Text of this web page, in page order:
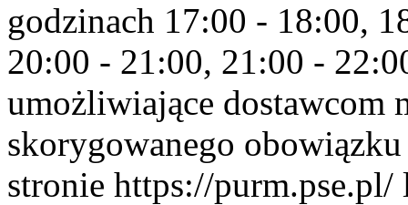
godzinach 17:00 - 18:00,
20:00 - 21:00, 21:00 -
umożliwiające dostawcom
skorygowanego
stronie https://